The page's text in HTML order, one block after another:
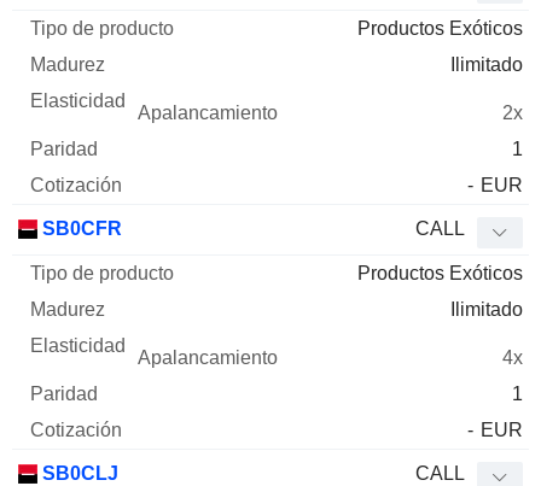
Productos Exóticos
Ilimitado
2x
1
- EUR
SB0CFR CALL
Productos Exóticos
Ilimitado
4x
1
- EUR
SB0CLJ CALL